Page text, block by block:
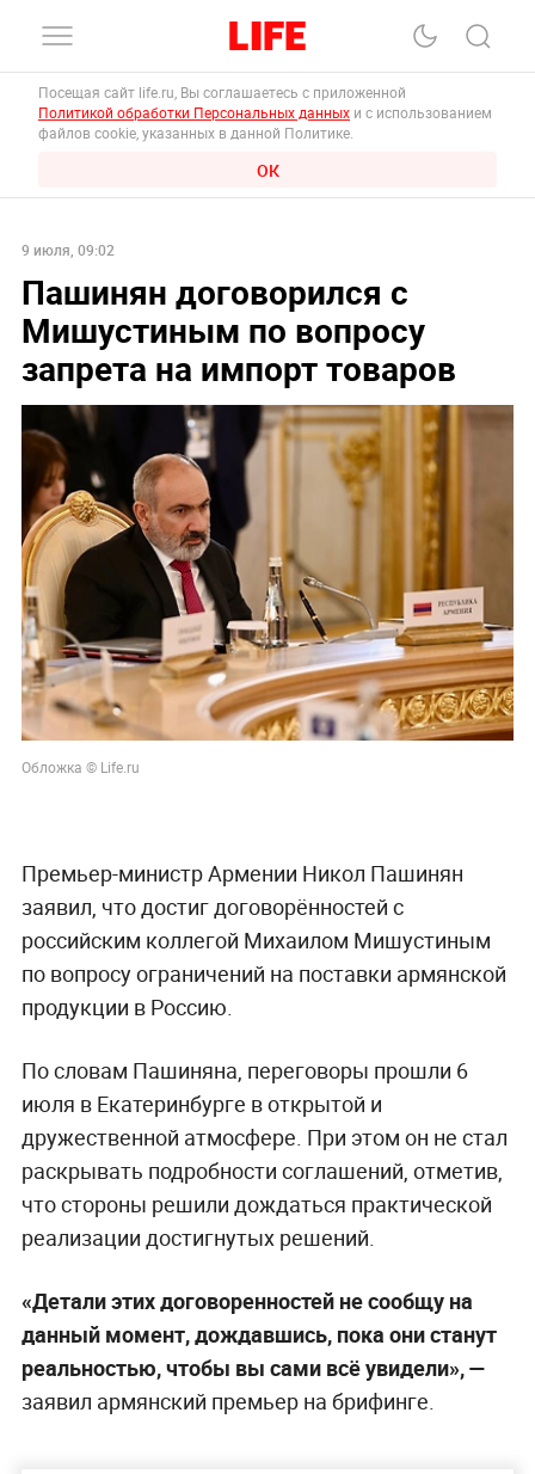
Посещая сайт life.ru, Вы соглашаетесь с приложенной
Политикой обработки Персональных данных и с использованием
файлов cookie, указанных в данной Политике.
ОК
9 июля, 09:02
Пашинян договорился с
Мишустиным по вопросу
запрета на импорт товаров
Обложка © Life.ru
Премьер-министр Армении Никол Пашинян
заявил, что достиг договорённостей с
российским коллегой Михаилом Мишустиным
по вопросу ограничений на поставки армянской
продукции в Россию.
По словам Пашиняна, переговоры прошли 6
июля в Екатеринбурге в открытой и
дружественной атмосфере. При этом он не стал
раскрывать подробности соглашений, отметив,
что стороны решили дождаться практической
реализации достигнутых решений.
«Детали этих договоренностей не сообщу на
данный момент, дождавшись, пока они станут
реальностью, чтобы вы сами всё увидели», —
заявил армянский премьер на брифинге.